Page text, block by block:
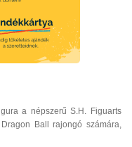
a népszerű S.H. Figuarts
Ball rajongó számára,